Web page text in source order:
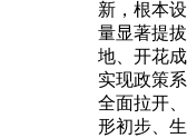
新，根本
量显著提
地、开花
实现政策
全面拉开
形初步、